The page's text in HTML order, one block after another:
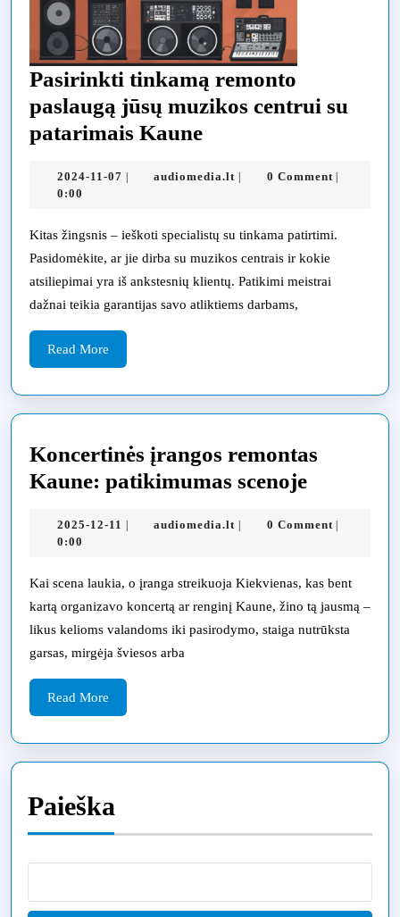
Pasirinkti tinkamą remonto
paslaugą jūsų muzikos centrui su
patarimais KaunePasirinkti
remonto
jūsų
muzikos
centrui
2024-11-07 2024-audiomedia.lt audiomedia.lt
0 Comment
0:00
Kitas žingsnis – ieškoti specialistų su tinkama patirtimi.
Pasidomėkite, ar jie dirba su muzikos centrais ir kokie
atsiliepimai yra iš ankstesnių klientų. Patikimi meistrai
dažnai teikia garantijas savo atliktiems darbams,
Read More
More
Koncertinės įrangos remontas
Kaune: patikimumas scenoje
remontas
scenoje
2025-12-11 2025-audiomedia.lt audiomedia.lt
0 Comment
0:00
Kai scena laukia, o įranga streikuoja Kiekvienas, kas bent
kartą organizavo koncertą ar renginį Kaune, žino tą jausmą –
likus kelioms valandoms iki pasirodymo, staiga nutrūksta
garsas, mirgėja šviesos arba
Read More
More
Paieška